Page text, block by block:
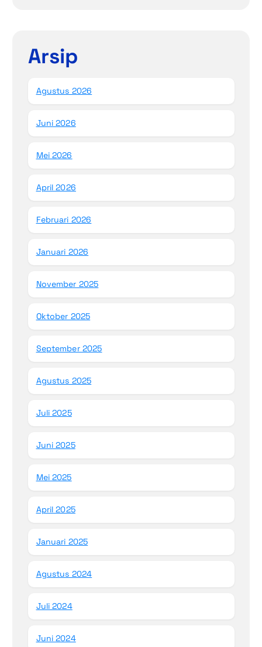
Arsip
Agustus 2026
Juni 2026
Mei 2026
April 2026
Februari 2026
Januari 2026
November 2025
Oktober 2025
September 2025
Agustus 2025
Juli 2025
Juni 2025
Mei 2025
April 2025
Januari 2025
Agustus 2024
Juli 2024
Juni 2024